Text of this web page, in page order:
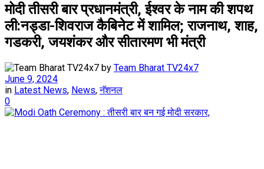
मोदी तीसरी बार प्रधानमंत्री, ईश्वर के नाम की शपथ
ली:नड्डा-शिवराज कैबिनेट में शामिल; राजनाथ, शाह,
गडकरी, जयशंकर और सीतारमण भी मंत्री
by Team Bharat TV24x7
June 9, 2024
in Latest News, News,नॅशनल
0